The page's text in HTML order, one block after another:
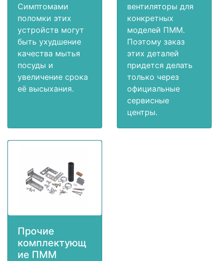
Симптомами
поломки этих
устройств могут
быть ухудшение
качества мытья
посуды и
увеличение срока
её высыхания.
вентиляторы для
конкретных
моделей ПММ.
Поэтому заказ
этих деталей
придется делать
только через
официальные
сервисные
центры.
Прочие
комплектующ
ие ПММ